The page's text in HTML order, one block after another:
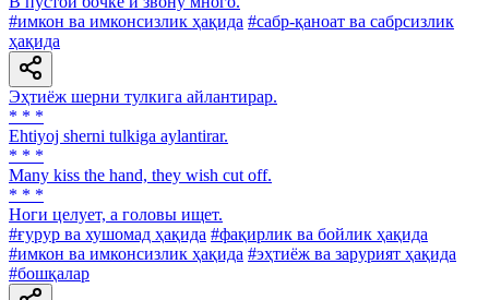
#имкон ва имконсизлик ҳақида #сабр-қаноат ва сабрсизлик
ҳақида
Эҳтиёж шерни тулкига айлантирар.
* * *
Ehtiyoj sherni tulkiga aylantirar.
* * *
Many kiss the hand, they wish cut off.
* * *
Ноги целует, a головы ищет.
#ғурур ва хушомад ҳақида #фақирлик ва бойлик ҳақида
#имкон ва имконсизлик ҳақида #эҳтиёж ва зарурият ҳақида
#бошқалар